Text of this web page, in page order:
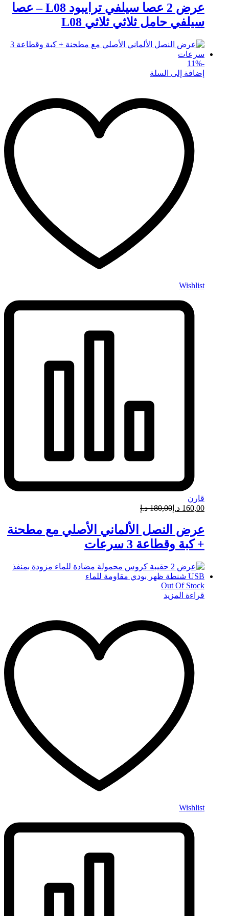
عرض 2 عصا سيلفي ترايبود L08 – عصا
سيلفي حامل ثلاثي ثلاثي L08
-
11%
إضافة إلى السلة
Wishlist
قارن
160,00 د.إ 180,00 د.إ
عرض النصل الألماني الأصلي مع مطحنة
+ كبة وقطاعة 3 سرعات
Out Of Stock
قراءة المزيد
Wishlist